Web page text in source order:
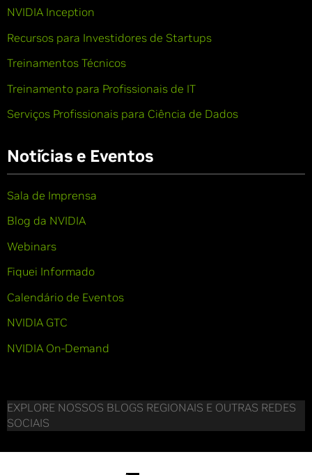
NVIDIA Inception
Recursos para Investidores de Startups
Treinamentos Técnicos
Treinamento para Profissionais de IT
Serviços Profissionais para Ciência de Dados
Notícias e Eventos
Sala de Imprensa
Blog da NVIDIA
Webinars
Fiquei Informado
Calendário de Eventos
NVIDIA GTC
NVIDIA On-Demand
EXPLORE NOSSOS BLOGS REGIONAIS E OUTRAS REDES
SOCIAIS